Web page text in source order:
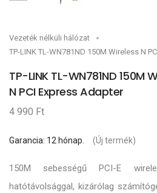
Vezeték nélküli hálózat
TP-LINK TL-WN781ND 150M Wireless N
TP-LINK TL-WN781ND 150M
N PCI Express Adapter
4 990 Ft
Garancia: 12 hónap. (Új termék)
150M sebességű PCI-E
hatótávolsággal, kizárólag